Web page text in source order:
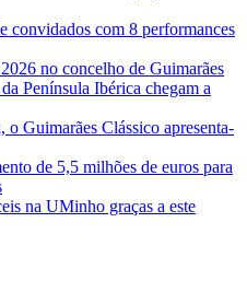
convidados com 8 performances
no concelho de Guimarães
Península Ibérica chegam a
o Guimarães Clássico apresenta-
de 5,5 milhões de euros para
na UMinho graças a este